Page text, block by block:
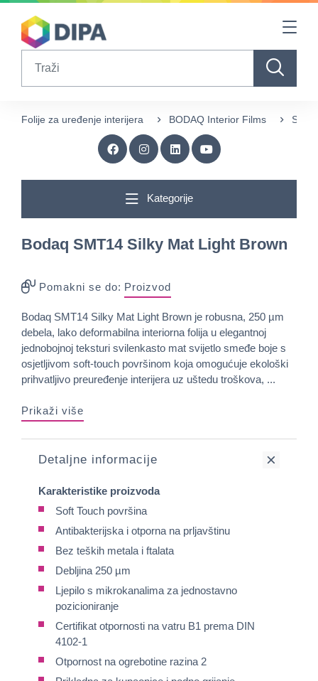
Table Of Content
Folije za uređenje interijera BODAQ Interior Films
Kategorije
Bodaq SMT14 Silky Mat Light Brown
Pomakni se do: Proizvod
Bodaq SMT14 Silky Mat Light Brown je robusna, 250 µm
debela, lako deformabilna interiorna folija u elegantnoj
jednobojnoj teksturi svilenkasto mat svijetlo smeđe boje s
osjetljivom soft-touch površinom koja omogućuje ekološki
prihvatljivo preuređenje interijera uz uštedu troškova, ...
Prikaži više
Detaljne informacije
Karakteristike proizvoda
Soft Touch površina
Antibakterijska i otporna na prljavštinu
Bez teških metala i ftalata
Debljina 250 µm
Ljepilo s mikrokanalima za jednostavno
pozicioniranje
Certifikat otpornosti na vatru B1 prema DIN
4102-1
Otpornost na ogrebotine razina 2